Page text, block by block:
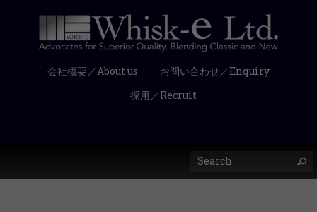
会社概要／About us
お問い合わせ／Enquiry
採用／Recruit